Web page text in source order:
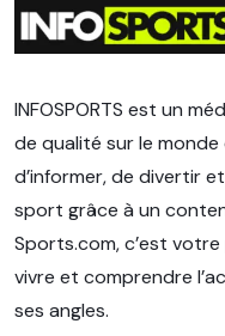
INFOSPORTS est un
de qualité sur le
d’informer, de divertir
sport grâce à un
Sports.com, c’est
vivre et comprendre
ses angles.